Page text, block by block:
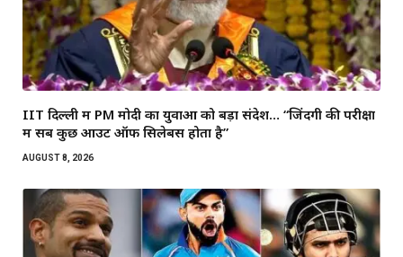
IIT दिल्ली में PM मोदी का युवाओं को बड़ा संदेश… “जिंदगी की परीक्षा
में सब कुछ आउट ऑफ सिलेबस होता है”
AUGUST 8, 2026